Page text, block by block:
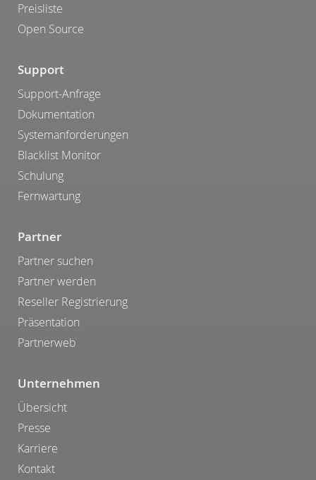
Preisliste
Open Source
Support
Support-Anfrage
Dokumentation
Systemanforderungen
Blacklist Monitor
Schulung
Fernwartung
Partner
Partner suchen
Partner werden
Reseller Registrierung
Präsentation
Partnerweb
Unternehmen
Übersicht
Presse
Karriere
Kontakt